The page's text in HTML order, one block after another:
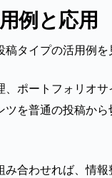
例と応用
タイプの活用例
ポートフォリオ
を普通の投稿か
合わせれば、情